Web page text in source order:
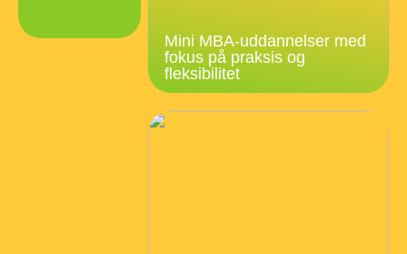
Mini MBA-uddannelser med
fokus på praksis og
fleksibilitet